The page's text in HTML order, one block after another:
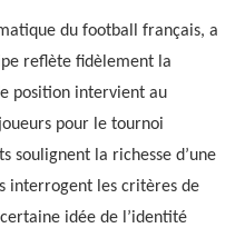
du football français, a
reflète fidèlement la
position intervient au
pour le tournoi
soulignent la richesse d’une
interrogent les critères de
idée de l’identité